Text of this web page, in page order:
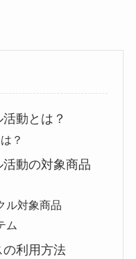
動とは？
？
動の対象商品
ル対象商品
ム
利用方法